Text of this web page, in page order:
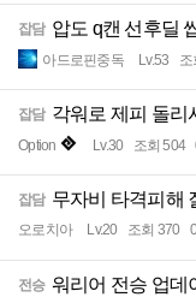
잡담 압도 q캔 선후딜
아드로핀중독 Lv.53 조
잡담 각워로 제피 돌리
Option Lv.30 조회 504
잡담 무자비 타격피해
오로치아 Lv.20 조회 370
전승 워리어 전승 업데